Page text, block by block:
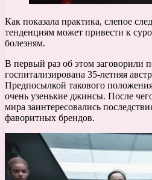
Как показала практика, слепое
тенденциям может привести к
болезням.
В первый раз об этом заговорили
госпитализирована 35-летняя
Предпосылкой такового
очень узенькие джинсы. После
мира заинтересовались
фаворитных брендов.